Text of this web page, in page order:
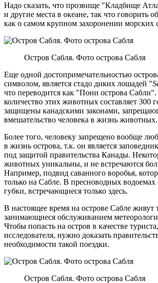
Надо сказать, что прозвище "Кладбище
и другие места в океане, так что говорить
как о самом крупном захоронении морских
Остров Сабля. Фото острова Сабля
Еще одной достопримечательностью
символом, является стадо диких лошадей "
что переводится как "Пони острова
количество этих животных составляет 300
защищены канадскими законами,
вмешательство человека в жизнь животных.
Более того, человеку запрещено вообще
в жизнь острова, т.к. он является
под защитой правительства Канады.
животных уникальны, и не встречаются
Например, подвид саванного воробья,
только на Сабле. В пресноводных водоемах
губки, встречающиеся только здесь.
В настоящее время на острове Сабле живут
занимающиеся обслуживанием
Чтобы попасть на остров в качестве
исследователя, нужно доказать
необходимости такой поездки.
Остров Сабля. Фото острова Сабля